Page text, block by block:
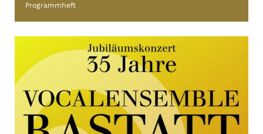
Programmheft